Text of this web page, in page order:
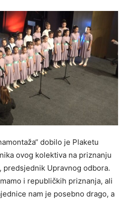
dobilo je Plaketu
ovog kolektiva na priznanju
predsjednik Upravnog odbora.
i republičkih priznanja, ali
nam je posebno drago, a